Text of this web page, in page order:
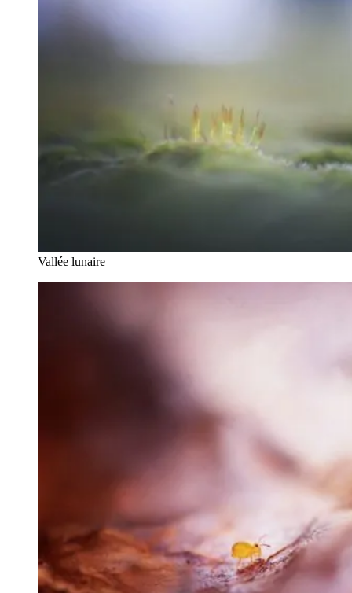
Vallée lunaire